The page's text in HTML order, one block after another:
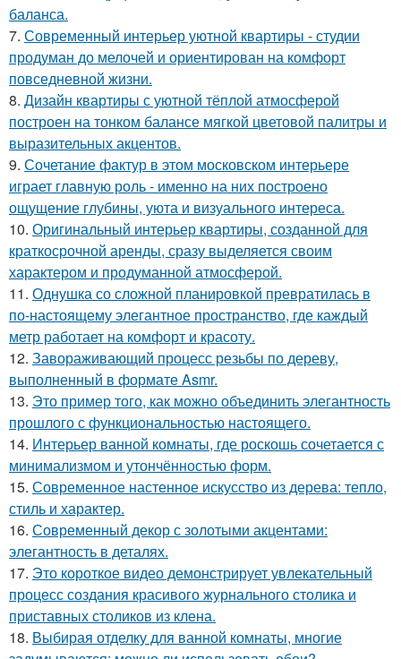
баланса.
7. Современный интерьер уютной квартиры - студии
продуман до мелочей и ориентирован на комфорт
повседневной жизни.
8. Дизайн квартиры с уютной тёплой атмосферой
построен на тонком балансе мягкой цветовой палитры и
выразительных акцентов.
9. Сочетание фактур в этом московском интерьере
играет главную роль - именно на них построено
ощущение глубины, уюта и визуального интереса.
10. Оригинальный интерьер квартиры, созданной для
краткосрочной аренды, сразу выделяется своим
характером и продуманной атмосферой.
11. Однушка со сложной планировкой превратилась в
по-настоящему элегантное пространство, где каждый
метр работает на комфорт и красоту.
12. Завораживающий процесс резьбы по дереву,
выполненный в формате Asmr.
13. Это пример того, как можно объединить элегантность
прошлого с функциональностью настоящего.
14. Интерьер ванной комнаты, где роскошь сочетается с
минимализмом и утончённостью форм.
15. Современное настенное искусство из дерева: тепло,
стиль и характер.
16. Современный декор с золотыми акцентами:
элегантность в деталях.
17. Это короткое видео демонстрирует увлекательный
процесс создания красивого журнального столика и
приставных столиков из клена.
18. Выбирая отделку для ванной комнаты, многие